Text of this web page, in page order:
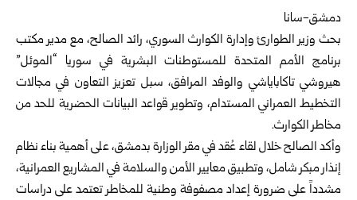
دمشق-سانا
بحث وزير الطوارئ وإدارة الكوارث السوري، رائد الصالح، مع مدير مكتب
برنامج الأمم المتحدة للمستوطنات البشرية في سوريا “الموئل”
هيروشي تاكاباياشي والوفد المرافق، سبل تعزيز التعاون في مجالات
التخطيط العمراني المستدام، وتطوير قواعد البيانات الحضرية للحد من
مخاطر الكوارث.
وأكد الصالح خلال لقاء عُقد في مقر الوزارة بدمشق، على أهمية بناء نظام
إنذار مبكر شامل، وتطبيق معايير الأمن والسلامة في المشاريع العمرانية،
مشدداً على ضرورة إعداد مصفوفة وطنية للمخاطر تعتمد على دراسات